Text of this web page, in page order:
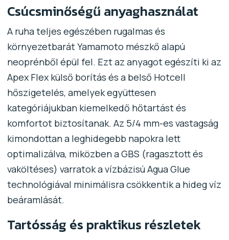
Csúcsminőségű anyaghasználat
A ruha teljes egészében rugalmas és
környezetbarát Yamamoto mészkő alapú
neoprénből épül fel. Ezt az anyagot egészíti ki az
Apex Flex külső borítás és a belső Hotcell
hőszigetelés, amelyek együttesen
kategóriájukban kiemelkedő hőtartást és
komfortot biztosítanak. Az 5/4 mm-es vastagság
kimondottan a leghidegebb napokra lett
optimalizálva, miközben a GBS (ragasztott és
vaköltéses) varratok a vízbázisú Agua Glue
technológiával minimálisra csökkentik a hideg víz
beáramlását.
Tartósság és praktikus részletek